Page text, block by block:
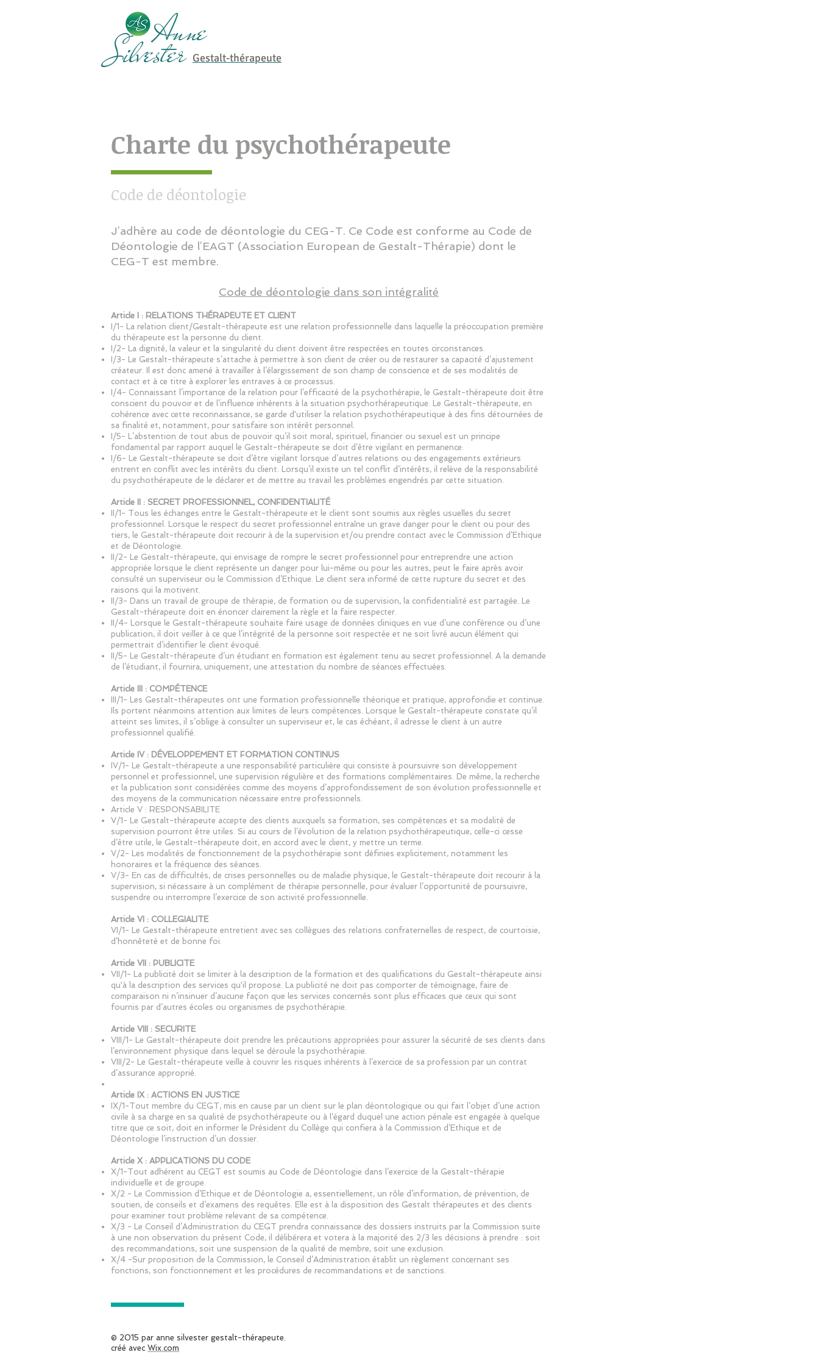
Anne
SilvesterGestalt-thérapeute
Charte du psychothérapeute
Code de déontologie
J’adhère au code de déontologie du CEG-T. Ce Code est conforme au Code de
Déontologie de l’EAGT (Association European de Gestalt-Thérapie) dont le
CEG-T est membre.
Code de déontologie dans son intégralité
Article I : RELATIONS THÉRAPEUTE ET CLIENT
I/1- La relation client/Gestalt-thérapeute est une relation professionnelle dans laquelle la préoccupation première
du thérapeute est la personne du client.
I/2- La dignité, la valeur et la singularité du client doivent être respectées en toutes circonstances.
I/3- Le Gestalt-thérapeute s’attache à permettre à son client de créer ou de restaurer sa capacité d’ajustement
créateur. Il est donc amené à travailler à l’élargissement de son champ de conscience et de ses modalités de
contact et à ce titre à explorer les entraves à ce processus.
I/4- Connaissant l’importance de la relation pour l’efficacité de la psychothérapie, le Gestalt-thérapeute doit être
conscient du pouvoir et de l’influence inhérents à la situation psychothérapeutique. Le Gestalt-thérapeute, en
cohérence avec cette reconnaissance, se garde d‘utiliser la relation psychothérapeutique à des fins détournées de
sa finalité et, notamment, pour satisfaire son intérêt personnel.
I/5- L’abstention de tout abus de pouvoir qu’il soit moral, spirituel, financier ou sexuel est un principe
fondamental par rapport auquel le Gestalt-thérapeute se doit d’être vigilant en permanence.
I/6- Le Gestalt-thérapeute se doit d’être vigilant lorsque d’autres relations ou des engagements extérieurs
entrent en conflit avec les intérêts du client. Lorsqu’il existe un tel conflit d’intérêts, il relève de la responsabilité
du psychothérapeute de le déclarer et de mettre au travail les problèmes engendrés par cette situation.
Article II : SECRET PROFESSIONNEL, CONFIDENTIALITÉ
II/1- Tous les échanges entre le Gestalt-thérapeute et le client sont soumis aux règles usuelles du secret
professionnel. Lorsque le respect du secret professionnel entraîne un grave danger pour le client ou pour des
tiers, le Gestalt-thérapeute doit recourir à de la supervision et/ou prendre contact avec le Commission d’Ethique
et de Déontologie.
II/2- Le Gestalt-thérapeute, qui envisage de rompre le secret professionnel pour entreprendre une action
appropriée lorsque le client représente un danger pour lui-même ou pour les autres, peut le faire après avoir
consulté un superviseur ou le Commission d’Ethique. Le client sera informé de cette rupture du secret et des
raisons qui la motivent.
II/3- Dans un travail de groupe de thérapie, de formation ou de supervision, la confidentialité est partagée. Le
Gestalt-thérapeute doit en énoncer clairement la règle et la faire respecter.
II/4- Lorsque le Gestalt-thérapeute souhaite faire usage de données cliniques en vue d’une conférence ou d’une
publication, il doit veiller à ce que l’intégrité de la personne soit respectée et ne soit livré aucun élément qui
permettrait d’identifier le client évoqué.
II/5- Le Gestalt-thérapeute d’un étudiant en formation est également tenu au secret professionnel. A la demande
de l’étudiant, il fournira, uniquement, une attestation du nombre de séances effectuées.
Article III : COMPÉTENCE
III/1- Les Gestalt-thérapeutes ont une formation professionnelle théorique et pratique, approfondie et continue.
Ils portent néanmoins attention aux limites de leurs compétences. Lorsque le Gestalt-thérapeute constate qu’il
atteint ses limites, il s’oblige à consulter un superviseur et, le cas échéant, il adresse le client à un autre
professionnel qualifié.
Article IV : DÉVELOPPEMENT ET FORMATION CONTINUS
IV/1- Le Gestalt-thérapeute a une responsabilité particulière qui consiste à poursuivre son développement
personnel et professionnel, une supervision régulière et des formations complémentaires. De même, la recherche
et la publication sont considérées comme des moyens d’approfondissement de son évolution professionnelle et
des moyens de la communication nécessaire entre professionnels.
Article V : RESPONSABILITE
V/1- Le Gestalt-thérapeute accepte des clients auxquels sa formation, ses compétences et sa modalité de
supervision pourront être utiles. Si au cours de l’évolution de la relation psychothérapeutique, celle-ci cesse
d’être utile, le Gestalt-thérapeute doit, en accord avec le client, y mettre un terme.
V/2- Les modalités de fonctionnement de la psychothérapie sont définies explicitement, notamment les
honoraires et la fréquence des séances.
V/3- En cas de difficultés, de crises personnelles ou de maladie physique, le Gestalt-thérapeute doit recourir à la
supervision, si nécessaire à un complément de thérapie personnelle, pour évaluer l’opportunité de poursuivre,
suspendre ou interrompre l’exercice de son activité professionnelle.
Article VI : COLLEGIALITE
VI/1- Le Gestalt-thérapeute entretient avec ses collègues des relations confraternelles de respect, de courtoisie,
d’honnêteté et de bonne foi.
Article VII : PUBLICITE
VII/1- La publicité doit se limiter à la description de la formation et des qualifications du Gestalt-thérapeute ainsi
qu‘à la description des services qu‘il propose. La publicité ne doit pas comporter de témoignage, faire de
comparaison ni n’insinuer d’aucune façon que les services concernés sont plus efficaces que ceux qui sont
fournis par d’autres écoles ou organismes de psychothérapie.
Article VIII : SECURITE
VIII/1- Le Gestalt-thérapeute doit prendre les précautions appropriées pour assurer la sécurité de ses clients dans
l’environnement physique dans lequel se déroule la psychothérapie.
VIII/2- Le Gestalt-thérapeute veille à couvrir les risques inhérents à l’exercice de sa profession par un contrat
d’assurance approprié.
Article IX : ACTIONS EN JUSTICE
IX/1-Tout membre du CEGT, mis en cause par un client sur le plan déontologique ou qui fait l’objet d’une action
civile à sa charge en sa qualité de psychothérapeute ou à l’égard duquel une action pénale est engagée à quelque
titre que ce soit, doit en informer le Président du Collège qui confiera à la Commission d’Ethique et de
Déontologie l’instruction d’un dossier.
Article X : APPLICATIONS DU CODE
X/1-Tout adhérent au CEGT est soumis au Code de Déontologie dans l’exercice de la Gestalt-thérapie
individuelle et de groupe.
X/2 - Le Commission d’Ethique et de Déontologie a, essentiellement, un rôle d’information, de prévention, de
soutien, de conseils et d’examens des requêtes. Elle est à la disposition des Gestalt thérapeutes et des clients
pour examiner tout problème relevant de sa compétence.
X/3 - Le Conseil d’Administration du CEGT prendra connaissance des dossiers instruits par la Commission suite
à une non observation du présent Code, il délibérera et votera à la majorité des 2/3 les décisions à prendre : soit
des recommandations, soit une suspension de la qualité de membre, soit une exclusion.
X/4 -Sur proposition de la Commission, le Conseil d’Administration établit un règlement concernant ses
fonctions, son fonctionnement et les procédures de recommandations et de sanctions.
​© 2015 par anne silvester gestalt-thérapeute.
créé avec Wix.com